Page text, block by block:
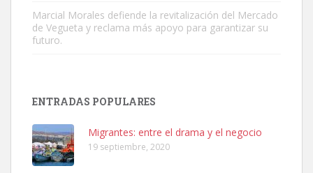
Leales.org » Gran Canaria
Marcial Morales defiende la revitalización del Mercado
de Vegueta y reclama más apoyo para garantizar su
futuro.
ENTRADAS POPULARES
Migrantes: entre el drama y el negocio
19 septiembre, 2020